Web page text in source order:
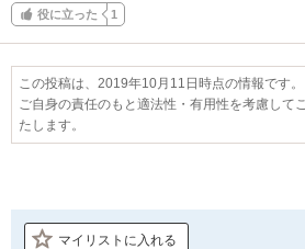
役に立った 1
この投稿は、2019年10月11日時点の情報です。
ご自身の責任のもと適法性・有用性を考慮して
たします。
マイリストに入れる